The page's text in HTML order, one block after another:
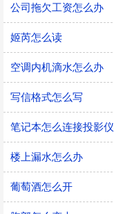
公司拖欠工资怎么办
姬芮怎么读
空调内机滴水怎么办
写信格式怎么写
笔记本怎么连接投影仪
楼上漏水怎么办
葡萄酒怎么开